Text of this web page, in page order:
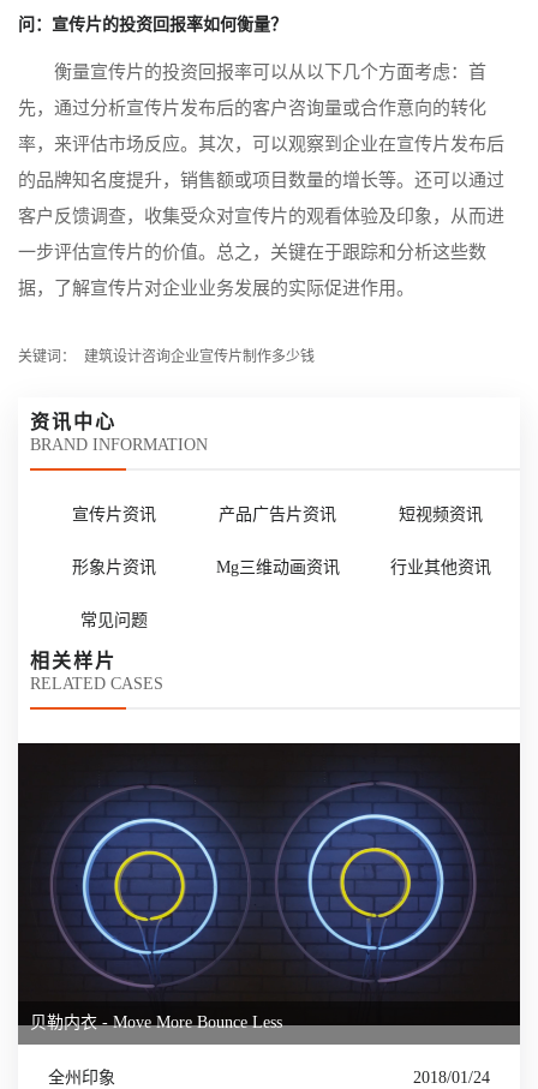
问：宣传片的投资回报率如何衡量？
衡量宣传片的投资回报率可以从以下几个方面考虑：首
先，通过分析宣传片发布后的客户咨询量或合作意向的转化
率，来评估市场反应。其次，可以观察到企业在宣传片发布后
的品牌知名度提升，销售额或项目数量的增长等。还可以通过
客户反馈调查，收集受众对宣传片的观看体验及印象，从而进
一步评估宣传片的价值。总之，关键在于跟踪和分析这些数
据，了解宣传片对企业业务发展的实际促进作用。
关键词： 建筑设计咨询企业宣传片制作多少钱
资讯中心
BRAND INFORMATION
宣传片资讯 产品广告片资讯 短视频资讯
形象片资讯 Mg三维动画资讯 行业其他资讯
常见问题
相关样片
RELATED CASES
贝勒内衣 - Move More Bounce Less
2018/01/24
全州印象